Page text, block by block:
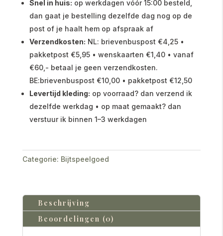
Snel in huis: op werkdagen vóór 15:00 besteld,
dan gaat je bestelling dezelfde dag nog op de
post of je haalt hem op afspraak af
Verzendkosten: NL: brievenbuspost €4,25 •
pakketpost €5,95 • wenskaarten €1,40 • vanaf
€60,- betaal je geen verzendkosten.
BE:brievenbuspost €10,00 • pakketpost €12,50
Levertijd kleding: op voorraad? dan verzend ik
dezelfde werkdag • op maat gemaakt? dan
verstuur ik binnen 1–3 werkdagen
Categorie: Bijtspeelgoed
Beschrijving
Beoordelingen (0)